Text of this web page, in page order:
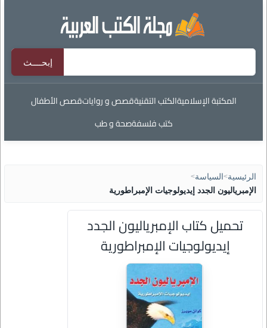
المكتبة الإسلاميةالكتب التقنيةقصص و رواياتقصص الأطفال
كتب فلسفةصحة و طب
الرئيسية> السياسة>
الإمبرياليون الجدد إيديولوجيات الإمبراطورية
تحميل كتاب الإمبرياليون الجدد
إيديولوجيات الإمبراطورية